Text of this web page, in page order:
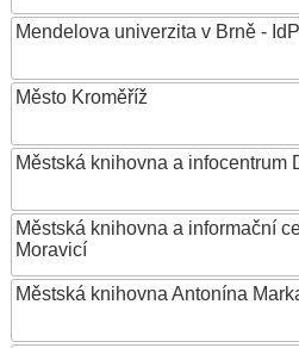
Mendelova univerzita v Brně - IdP
Město Kroměříž
Městská knihovna a infocentrum
Městská knihovna a informační
Moravicí
Městská knihovna Antonína